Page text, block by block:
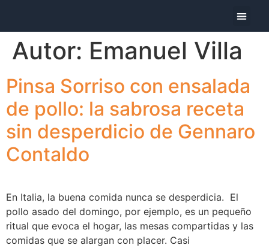
Autor: Emanuel Villa
Pinsa Sorriso con ensalada
de pollo: la sabrosa receta
sin desperdicio de Gennaro
Contaldo
En Italia, la buena comida nunca se desperdicia. El
pollo asado del domingo, por ejemplo, es un pequeño
ritual que evoca el hogar, las mesas compartidas y las
comidas que se alargan con placer. Casi